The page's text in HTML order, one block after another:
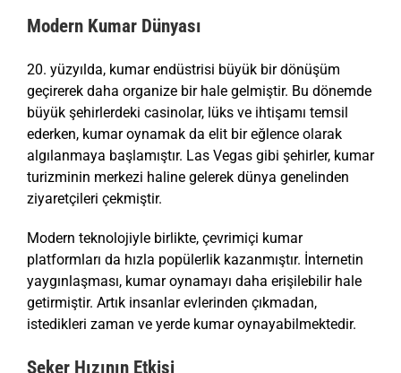
Modern Kumar Dünyası
20. yüzyılda, kumar endüstrisi büyük bir dönüşüm
geçirerek daha organize bir hale gelmiştir. Bu dönemde
büyük şehirlerdeki casinolar, lüks ve ihtişamı temsil
ederken, kumar oynamak da elit bir eğlence olarak
algılanmaya başlamıştır. Las Vegas gibi şehirler, kumar
turizminin merkezi haline gelerek dünya genelinden
ziyaretçileri çekmiştir.
Modern teknolojiyle birlikte, çevrimiçi kumar
platformları da hızla popülerlik kazanmıştır. İnternetin
yaygınlaşması, kumar oynamayı daha erişilebilir hale
getirmiştir. Artık insanlar evlerinden çıkmadan,
istedikleri zaman ve yerde kumar oynayabilmektedir.
Şeker Hızının Etkisi